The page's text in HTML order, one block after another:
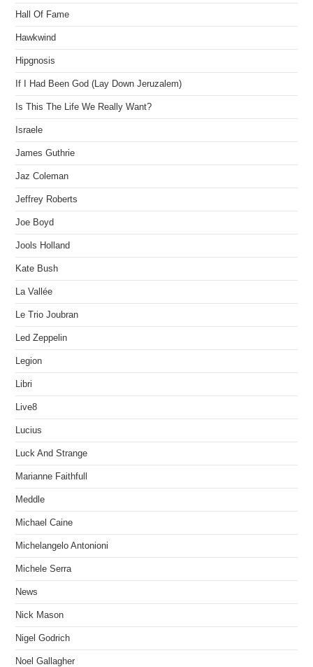
Hall Of Fame
Hawkwind
Hipgnosis
If I Had Been God (Lay Down Jeruzalem)
Is This The Life We Really Want?
Israele
James Guthrie
Jaz Coleman
Jeffrey Roberts
Joe Boyd
Jools Holland
Kate Bush
La Vallée
Le Trio Joubran
Led Zeppelin
Legion
Libri
Live8
Lucius
Luck And Strange
Marianne Faithfull
Meddle
Michael Caine
Michelangelo Antonioni
Michele Serra
News
Nick Mason
Nigel Godrich
Noel Gallagher